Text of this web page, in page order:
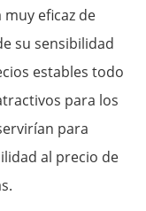
eficaz de
su sensibilidad
estables todo
para los
para
al precio de